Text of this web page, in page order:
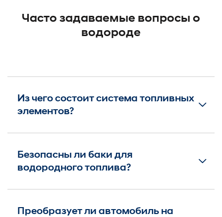
Часто задаваемые вопросы о
водороде
Из чего состоит система топливных
элементов?
Безопасны ли баки для
водородного топлива?
Преобразует ли автомобиль на